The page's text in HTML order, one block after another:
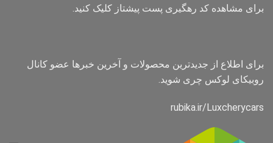
برای مشاهده کد رهگیری پست پیشتاز کلیک کنید.
برای اطلاع از جدیدترین محصولات و آخرین خبرها عضو کانال
روبیکای لوکس چری شوید.
rubika.ir/Luxcherycars